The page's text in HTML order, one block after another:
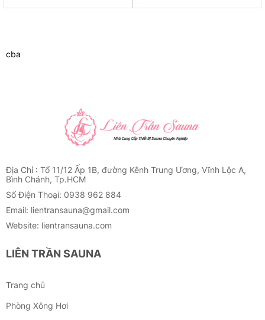
cba
Địa Chỉ : Tổ 11/12 Ấp 1B, đường Kênh Trung Ương, Vĩnh Lộc A,
Bình Chánh, Tp.HCM
Số Điện Thoại: 0938 962 884
Email: lientransauna@gmail.com
Website: lientransauna.com
LIÊN TRẦN SAUNA
Trang chủ
Phòng Xông Hơi